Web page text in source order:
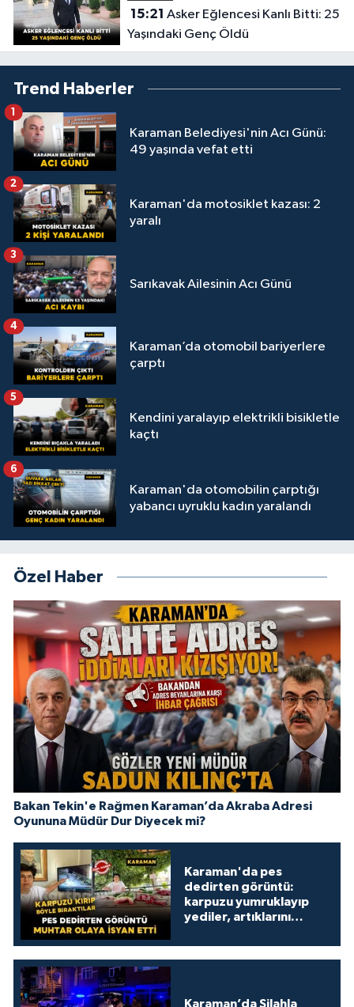
15:21
Yaşındaki Genç Öldü
Trend Haberler
Karaman Belediyesi'nin Acı Günü:
49 yaşında vefat etti
1
Karaman'da motosiklet kazası: 2
yaralı
2
Sarıkavak Ailesinin Acı Günü
3
Karaman’da otomobil bariyerlere
çarptı
4
Kendini yaralayıp elektrikli bisikletle
kaçtı
5
Karaman'da otomobilin çarptığı
yabancı uyruklu kadın yaralandı
6
Özel Haber
Bakan Tekin'e Rağmen Karaman’da Akraba Adresi
Oyununa Müdür Dur Diyecek mi?
Karaman'da pes
dedirten görüntü:
karpuzu yumruklayıp
yediler, artıklarını
Karaman’da Silahla